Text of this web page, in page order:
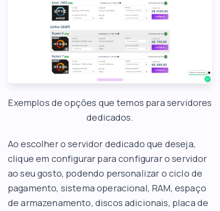
Exemplos de opções que temos para servidores
dedicados.
Ao escolher o servidor dedicado que deseja,
clique em configurar para configurar o servidor
ao seu gosto, podendo personalizar o ciclo de
pagamento, sistema operacional, RAM, espaço
de armazenamento, discos adicionais, placa de